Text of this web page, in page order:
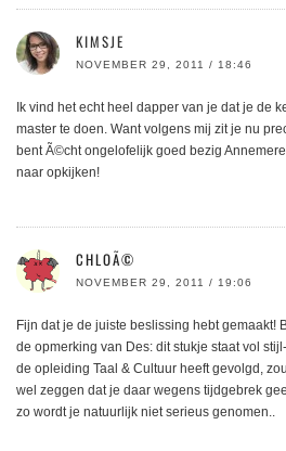
KIMSJE
NOVEMBER 29, 2011 / 18:46
Ik vind het echt heel dapper van je dat je de
master te doen. Want volgens mij zit je nu
bent Ã©cht ongelofelijk goed bezig
naar opkijken!
CHLOÃ©
NOVEMBER 29, 2011 / 19:06
Fijn dat je de juiste beslissing hebt gemaakt!
de opmerking van Des: dit stukje staat vol
de opleiding Taal & Cultuur heeft gevolgd,
wel zeggen dat je daar wegens tijdgebrek
zo wordt je natuurlijk niet serieus genomen..